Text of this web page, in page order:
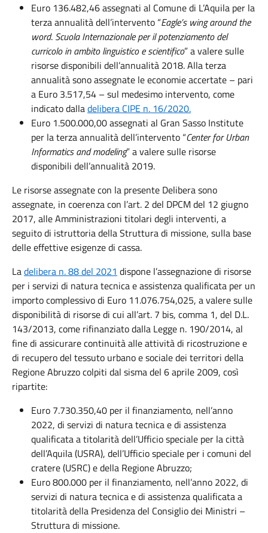
Euro 136.482,46 assegnati al Comune di L’Aquila per la
terza annualità dell’intervento “Eagle’s wing around the
word. Scuola Internazionale per il potenziamento del
curricolo in ambito linguistico e scientifico” a valere sulle
risorse disponibili dell’annualità 2018. Alla terza
annualità sono assegnate le economie accertate – pari
a Euro 3.517,54 – sul medesimo intervento, come
indicato dalladelibera CIPE n. 16/2020.
Euro 1.500.000,00 assegnati al Gran Sasso Institute
per la terza annualità dell’intervento “Center for Urban
Informatics and modeling” a valere sulle risorse
disponibili dell’annualità 2019.
Le risorse assegnate con la presente Delibera sono
assegnate, in coerenza con l’art. 2 del DPCM del 12 giugno
2017, alle Amministrazioni titolari degli interventi, a
seguito di istruttoria della Struttura di missione, sulla base
delle effettive esigenze di cassa.
Ladelibera n. 88 del 2021 dispone l’assegnazione di risorse
per i servizi di natura tecnica e assistenza qualificata per un
importo complessivo di Euro 11.076.754,025, a valere sulle
disponibilità di risorse di cui all’art. 7 bis, comma 1, del D.L.
143/2013, come rifinanziato dalla Legge n. 190/2014, al
fine di assicurare continuità alle attività di ricostruzione e
di recupero del tessuto urbano e sociale dei territori della
Regione Abruzzo colpiti dal sisma del 6 aprile 2009, così
ripartite:
Euro 7.730.350,40 per il finanziamento, nell’anno
2022, di servizi di natura tecnica e di assistenza
qualificata a titolarità dell’Ufficio speciale per la città
dell’Aquila (USRA), dell’Ufficio speciale per i comuni del
cratere (USRC) e della Regione Abruzzo;
Euro 800.000 per il finanziamento, nell’anno 2022, di
servizi di natura tecnica e di assistenza qualificata a
titolarità della Presidenza del Consiglio dei Ministri –
Struttura di missione.